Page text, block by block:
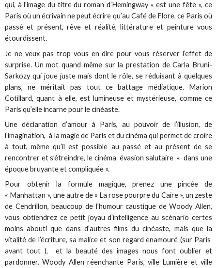
qui, à l’image du titre du roman d’Hemingway « est une fête », ce
Paris où un écrivain ne peut écrire qu’au Café de Flore, ce Paris où
passé et présent, rêve et réalité, littérature et peinture vous
étourdissent.
Je ne veux pas trop vous en dire pour vous réserver l’effet de
surprise. Un mot quand même sur la prestation de Carla Bruni-
Sarkozy qui joue juste mais dont le rôle, se réduisant à quelques
plans, ne méritait pas tout ce battage médiatique. Marion
Cotillard, quant à elle, est lumineuse et mystérieuse, comme ce
Paris qu’elle incarne pour le cinéaste.
Une déclaration d’amour à Paris, au pouvoir de l’illusion, de
l’imagination, à la magie de Paris et du cinéma qui permet de croire
à tout, même qu’il est possible au passé et au présent de se
rencontrer et s’étreindre, le cinéma évasion salutaire « dans une
époque bruyante et compliquée ».
Pour obtenir la formule magique, prenez une pincée de
« Manhattan », une autre de « La rose pourpre du Caire », un zeste
de Cendrillon, beaucoup de l’humour caustique de Woody Allen,
vous obtiendrez ce petit joyau d’intelligence au scénario certes
moins abouti que dans d’autres films du cinéaste, mais que la
vitalité de l’écriture, sa malice et son regard enamouré (sur Paris
avant tout ), et la beauté des images nous font oublier et
pardonner. Woody Allen réenchante Paris, ville Lumière et ville